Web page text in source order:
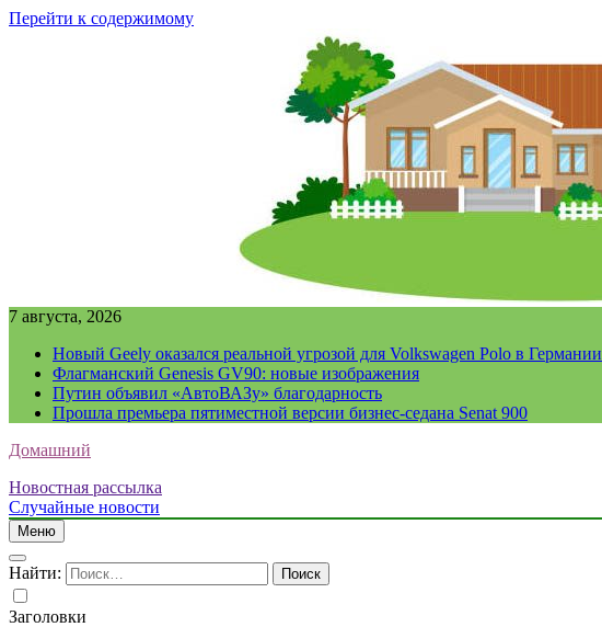
Перейти к содержимому
7 августа, 2026
Новый Geely оказался реальной угрозой для Volkswagen Polo в Германии
Флагманский Genesis GV90: новые изображения
Путин объявил «АвтоВАЗу» благодарность
Прошла премьера пятиместной версии бизнес-седана Senat 900
Домашний
Новостная рассылка
Случайные новости
Меню
Найти:
Заголовки